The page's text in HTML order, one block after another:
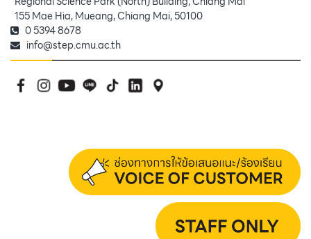
155 Mae Hia, Mueang, Chiang Mai, 50100
0 5394 8678
info@step.cmu.ac.th